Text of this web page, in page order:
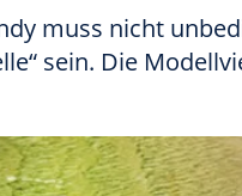
muss nicht
sein. Die